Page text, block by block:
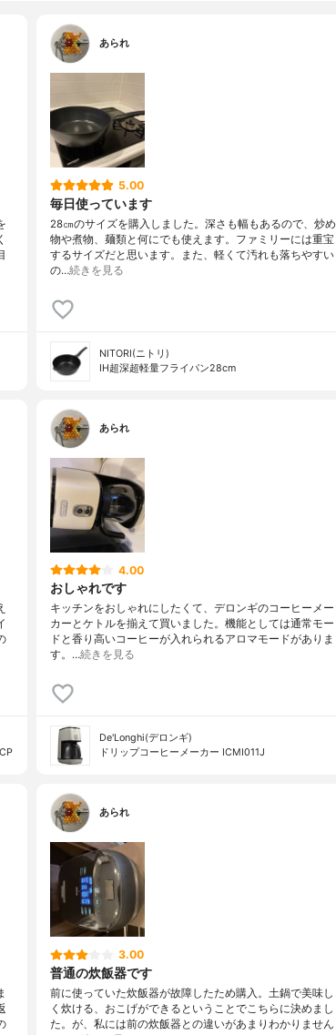
あられ
5.00
毎日使っています
28㎝のサイズを購入しました。深さも幅もあるので、炒め
物や煮物、麺類と何にでも使えます。ファミリーには重宝
するサイズだと思います。また、軽くて汚れも落ちやすい
の…続きを見る
NITORI(ニトリ)
IH超深超軽量フライパン28cm
あられ
4.00
おしゃれです
キッチンをおしゃれにしたくて、デロンギのコーヒーメー
カーとケトルを揃えて買いました。機能としては通常モー
ドと香り高いコーヒーが入れられるアロマモードがありま
す。…続きを見る
De'Longhi(デロンギ)
ドリップコーヒーメーカー ICMI011J
あられ
3.00
普通の炊飯器です
前に使っていた炊飯器が故障したため購入。土鍋で美味し
く炊ける、おこげができるということでこちらに決めまし
た。が、私には前の炊飯器との違いがあまりわかりません